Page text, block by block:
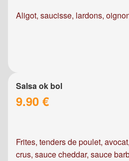
Aligot, saucisse, lardons,
Salsa ok bol
9.90 €
Frites, tenders de poulet,
crus, sauce cheddar, sauce